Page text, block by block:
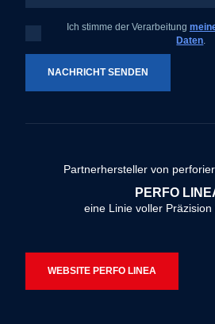
stimme
der
Verarbeitungmeiner
Daten.
Ich stimme der Verarbeitung
Daten
NACHRICHT SENDEN
nicht
werden
Partnerhersteller von
PERFO
eine Linie voller Präzision
WEBSITE PERFO LINEA